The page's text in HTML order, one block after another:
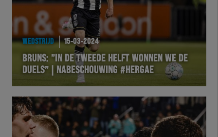
WEDSTRIJD 15-03-2024
BRUNS: ”IN DE TWEEDE HELFT WONNEN WE DE
DUELS” | NABESCHOUWING #HERGAE